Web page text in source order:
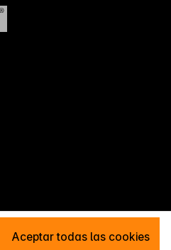
Aceptar todas las cookies